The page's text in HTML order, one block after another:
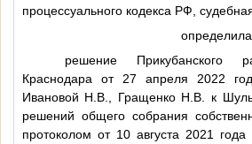
процессуального кодекса РФ,
решение Прикубанского
Краснодара от 27 апреля 2022
Ивановой Н.В., Гращенко Н.В. к
решений общего собрания
протоколом от 10 августа 2021